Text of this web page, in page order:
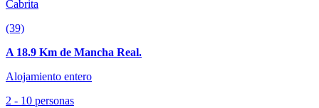
Cabrita
(39)
A 18.9 Km de Mancha Real.
Alojamiento entero
2 - 10 personas